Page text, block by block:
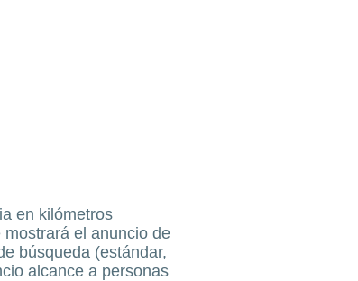
en kilómetros
el anuncio de
búsqueda (estándar,
alcance a personas